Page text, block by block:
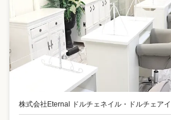
株式会社Eternal ドルチェネイル・ドルチェアイ